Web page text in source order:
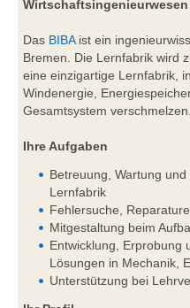
Das BIBAist ein
Bremen. Die Lernfabrik wird
eine einzigartige Lernfabrik,
Windenergie,
Gesamtsystem
Ihre Aufgaben
Betreuung, Wartung
Lernfabrik
Fehlersuche,
Mitgestaltung beim
Entwicklung, Erprobung
Lösungen in Mechanik,
Unterstützung bei